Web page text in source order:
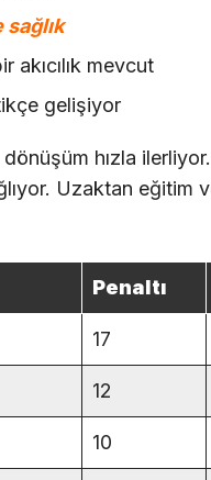
sağlık
akıcılık mevcut
gelişiyor
hızla
Uzaktan eğitim
Penaltı
17
12
10